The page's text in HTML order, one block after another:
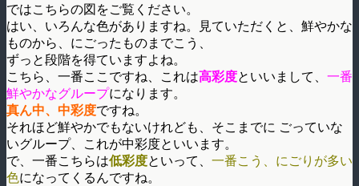
ではこちらの図をご覧ください。
はい、いろんな色がありますね。見ていただくと、鮮やかな
ものから、にごったものまでこう、
ずっと段階を得ていますよね。
こちら、一番ここですね、これは高彩度といいまして、 一番
鮮やかなグループになります。
真ん中、中彩度ですね。
それほど鮮やかでもないけれども、そこまでに ごっていな
いグループ、これが中彩度といいます。
で、一番こちらは低彩度といって、 一番こう、にごりが多い
色になってくるんですね。